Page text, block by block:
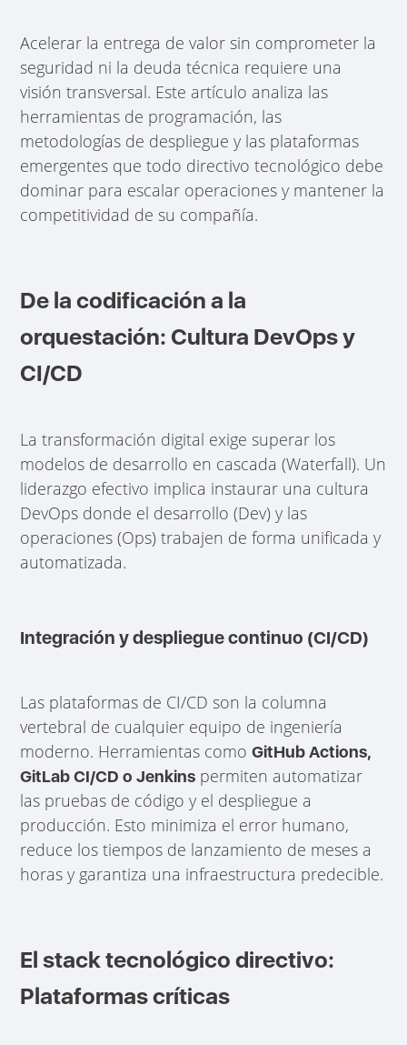
Acelerar la entrega de valor sin comprometer la
seguridad ni la deuda técnica requiere una
visión transversal. Este artículo analiza las
herramientas de programación, las
metodologías de despliegue y las plataformas
emergentes que todo directivo tecnológico debe
dominar para escalar operaciones y mantener la
competitividad de su compañía.
De la codificación a la
orquestación: Cultura DevOps y
CI/CD
La transformación digital exige superar los
modelos de desarrollo en cascada (Waterfall). Un
liderazgo efectivo implica instaurar una cultura
DevOps donde el desarrollo (Dev) y las
operaciones (Ops) trabajen de forma unificada y
automatizada.
Integración y despliegue continuo (CI/CD)
Las plataformas de CI/CD son la columna
vertebral de cualquier equipo de ingeniería
moderno. Herramientas comoGitHub Actions,
GitLab CI/CD o Jenkins permiten automatizar
las pruebas de código y el despliegue a
producción. Esto minimiza el error humano,
reduce los tiempos de lanzamiento de meses a
horas y garantiza una infraestructura predecible.
El stack tecnológico directivo:
Plataformas críticas